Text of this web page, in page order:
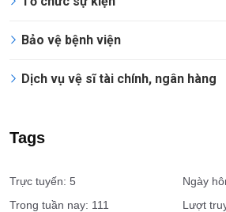
Vệ sĩ cá nhân
Dịch vụ giám sát an ninh